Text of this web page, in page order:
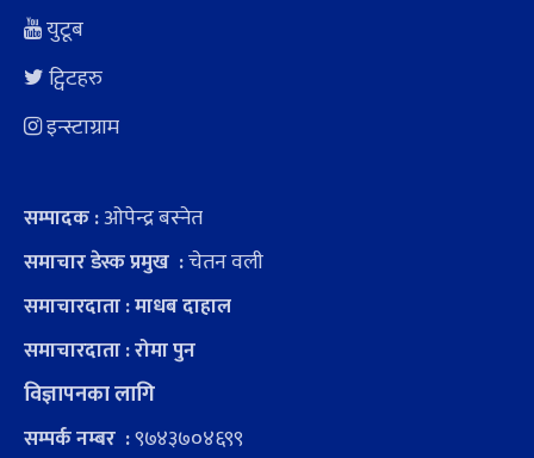
युटूब
ट्विटहरु
इन्स्टाग्राम
सम्पादक :ओपेन्द्र बस्नेत
समाचार डेस्क प्रमुख :चेतन वली
समाचारदाता : माधब दाहाल
समाचारदाता : रोमा पुन
विज्ञापनका लागि
सम्पर्क नम्बर :९७४३७०४६९९